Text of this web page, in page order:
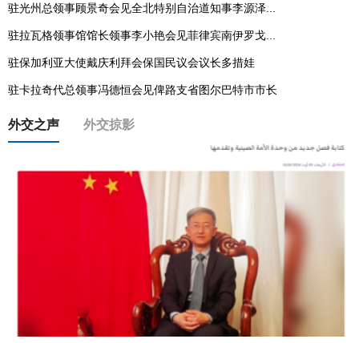
驻光州总领事顾景奇会见全北特别自治道知事李源泽...
驻拉瓦格领事馆馆长领事李小艳会见菲律宾南伊罗戈...
驻保加利亚大使戴庆利拜会保国民议会议长多措娃
驻卡拉奇代总领事冯德恒会见俾路支省图尔巴特市市长
外交之声 外交掠影